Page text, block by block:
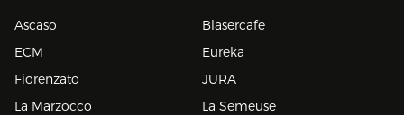
Ascaso
Blasercafe
ECM
Eureka
Fiorenzato
JURA
La Marzocco
La Semeuse